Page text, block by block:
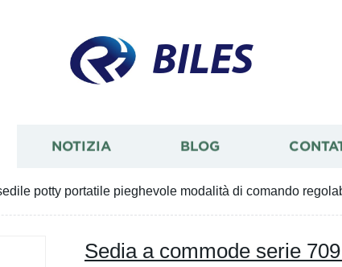
BILES
NOTIZIA BLOG
potty portatile pieghevole modalità di comando
Sedia a commode serie